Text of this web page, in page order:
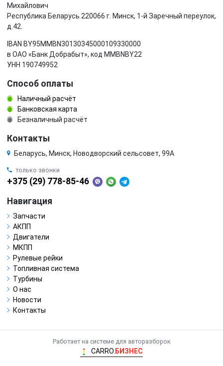
Михайлович
Республика Беларусь 220066 г. Минск, 1-й Заречный переулок,
д.42.
IBAN BY95MMBN30130345000109330000
в ОАО «Банк Добрабыт», код MMBNBY22
УНН 190749952
Способ оплаты
Наличный расчёт
Банковская карта
Безналичный расчёт
Контакты
Беларусь, Минск, Новодворский сельсовет, 99А
только звонки
+375 (29) 778-85-46
Навигация
Запчасти
АКПП
Двигатели
МКПП
Рулевые рейки
Топливная система
Турбины
О нас
Новости
Контакты
Работает на системе для авторазборок
CARRO. БИЗНЕС